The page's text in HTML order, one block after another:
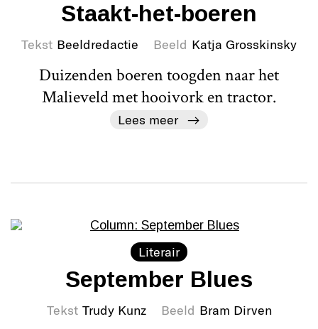
Staakt-het-boeren
Tekst Beeldredactie Beeld Katja Grosskinsky
Duizenden boeren toogden naar het
Malieveld met hooivork en tractor.
Lees meer
Literair
September Blues
Tekst Trudy Kunz Beeld Bram Dirven